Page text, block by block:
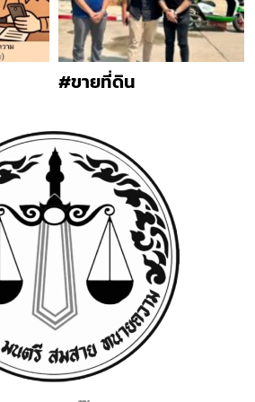
#ขายที่ดิน